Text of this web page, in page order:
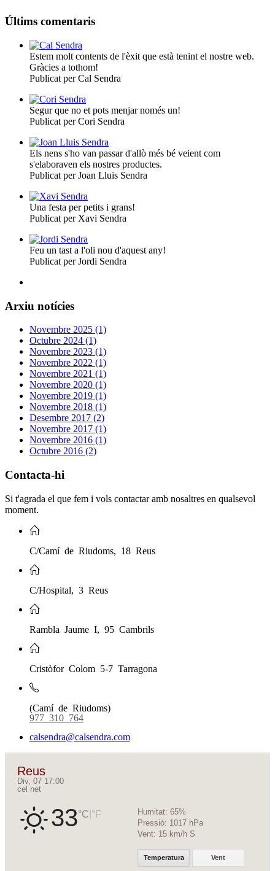
Últims comentaris
Estem molt contents de l'èxit que està tenint el nostre web.
Gràcies a tothom!
Publicat per Cal Sendra
Segur que no et pots menjar només un!
Publicat per Cori Sendra
Els nens s'ho van passar d'allò més bé veient com
s'elaboraven els nostres productes.
Publicat per Joan Lluis Sendra
Una festa per petits i grans!
Publicat per Xavi Sendra
Feu un tast a l'oli nou d'aquest any!
Publicat per Jordi Sendra
Arxiu notícies
Novembre 2025 (1)
Octubre 2024 (1)
Novembre 2023 (1)
Novembre 2022 (1)
Novembre 2021 (1)
Novembre 2020 (1)
Novembre 2019 (1)
Novembre 2018 (1)
Desembre 2017 (2)
Novembre 2017 (1)
Novembre 2016 (1)
Octubre 2016 (2)
Contacta-hi
Si t'agrada el que fem i vols contactar amb nosaltres en qualsevol
moment.
C/Camí de Riudoms, 18 Reus
C/Hospital, 3 Reus
Rambla Jaume I, 95 Cambrils
Cristòfor Colom 5-7 Tarragona
(Camí de Riudoms)
977 310 764
calsendra@calsendra.com
Reus
Div, 07 17:00
cel net
33°C °F Humitat: 65%
Pressió: 1017 hPa
Vent: 15 km/h S
Temperatura Vent